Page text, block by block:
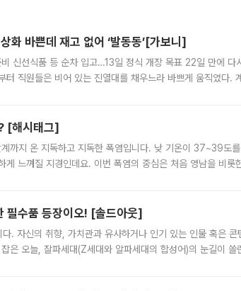
바쁜데 재고 없어 ‘발동동’[가보니]
신선식품 등 순차 입고…13일 정식 개장 목표 22일 만에 다
터 직원들은 비어 있는 진열대를 채우느라 바쁘게 움직였다.
[해시태그]
계까지 온 지독하고 지독한 폭염입니다. 낮 기온이 37~39도
느껴질 지경인데요. 이번 폭염의 중심은 처음 영남을 비롯
필수품 등장이오! [솔드아웃]
. 자신의 취향, 가치관과 유사하거나 인기 있는 인물 혹은 콘
은 오늘, 잘파세대(Z세대와 알파세대의 합성어)의 눈길이 쏠